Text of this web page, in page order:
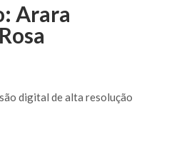
Arara
digital de alta resolução